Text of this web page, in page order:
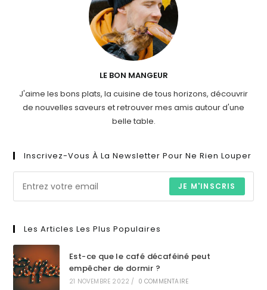
LE BON MANGEUR
J'aime les bons plats, la cuisine de tous horizons, découvrir
de nouvelles saveurs et retrouver mes amis autour d'une
belle table.
Inscrivez-Vous À La Newsletter Pour Ne Rien Louper
JE M'INSCRIS
Les Articles Les Plus Populaires
Est-ce que le café décaféiné peut
empêcher de dormir ?
21 NOVEMBRE 2022 / 0 COMMENTAIRE